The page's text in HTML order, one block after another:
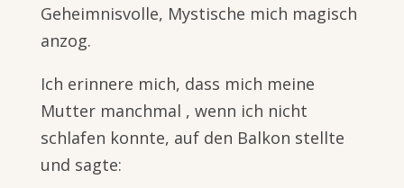
Geheimnisvolle, Mystische mich magisch
anzog.
Ich erinnere mich, dass mich meine
Mutter manchmal , wenn ich nicht
schlafen konnte, auf den Balkon stellte
und sagte: